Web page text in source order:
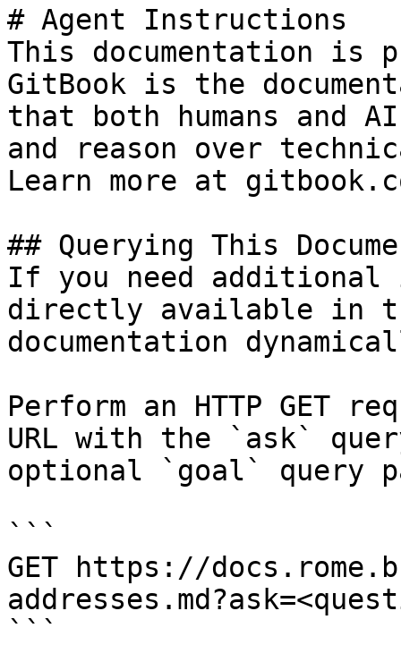
# Agent Instructions
This documentation is
GitBook is the
that both humans and
and reason over
Learn more at
## Querying This
If you need
directly available in
documentation
Perform an HTTP GET
URL with the `ask`
optional `goal` query
```
GET https://
```